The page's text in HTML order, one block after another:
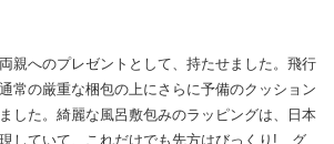
親へのプレゼントとして、持たせました。飛行
常の厳重な梱包の上にさらに予備のクッション
した。綺麗な風呂敷包みのラッピングは、日本
していて、これだけでも先方はびっくり! グ